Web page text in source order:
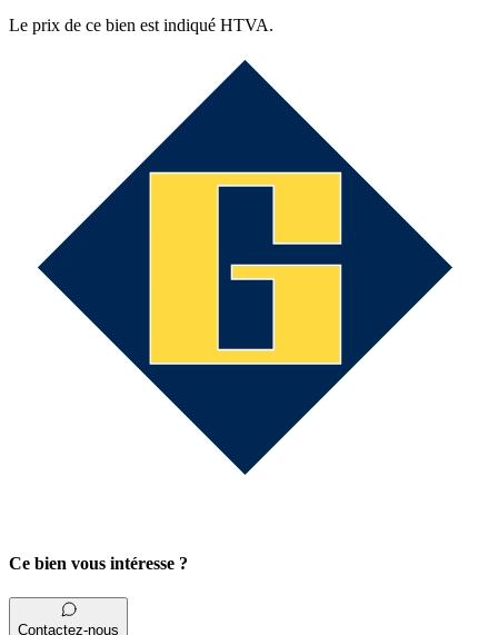
Le prix de ce bien est indiqué HTVA.
Ce bien vous intéresse ?
Contactez-nous